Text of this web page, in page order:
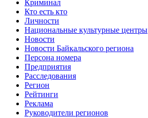
Криминал
Кто есть кто
Личности
Национальные культурные центры
Новости
Новости Байкальского региона
Персона номера
Предприятия
Расследования
Регион
Рейтинги
Реклама
Руководители регионов